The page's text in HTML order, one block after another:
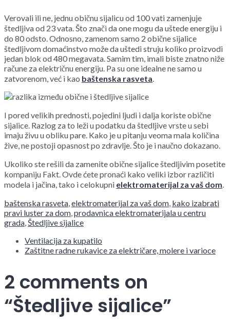
Verovali ili ne, jednu običnu sijalicu od 100 vati zamenjuje
štedljiva od 23 vata. Što znači da one mogu da uštede energiju i
do 80 odsto. Odnosno, zamenom samo 2 obične sijalice
štedljivom domaćinstvo može da uštedi struju koliko proizvodi
jedan blok od 480 megavata. Samim tim, imali biste znatno niže
račune za električnu energiju. Pa su one idealne ne samo u
zatvorenom, već i kao baštenska rasveta
I pored velikih prednosti, pojedini ljudi i dalja koriste obične
sijalice. Razlog za to leži u podatku da štedljive vrste u sebi
imaju živu u obliku pare. Kako je u pitanju veoma mala količina
žive, ne postoji opasnost po zdravlje. Što je i naučno dokazano.
Ukoliko ste rešili da zamenite obične sijalice štedljivim posetite
kompaniju Fakt. Ovde ćete pronaći kako veliki izbor različiti
modela i jačina, tako i celokupni elektromaterijal za vaš dom
baštenska rasveta elektromaterijal za vaš dom kako izabrati
pravi luster za dom prodavnica elektromaterijala u centru
grada Štedljive sijalice
Ventilacija za kupatilo
Zaštitne radne rukavice za električare, molere i varioce
2 comments on
“Štedljive sijalice”